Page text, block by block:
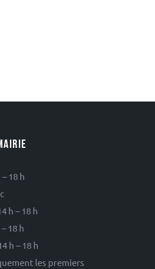
18 h
h – 18 h
18 h
h – 18 h
les premiers